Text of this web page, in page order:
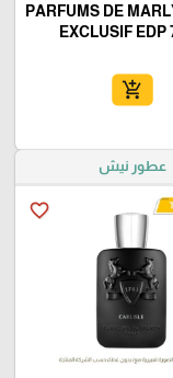
PARFUMS DE
EXCLUSIF EDP
add_shopping_cart
عطور نيش
favorite_border